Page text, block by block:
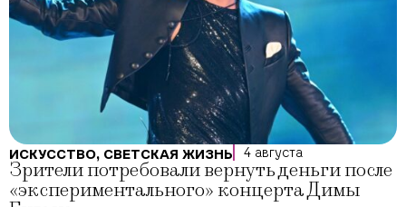
ИСКУССТВО, СВЕТСКАЯ ЖИЗНЬ 4 августа
Зрители потребовали вернуть деньги после
«экспериментального» концерта Димы